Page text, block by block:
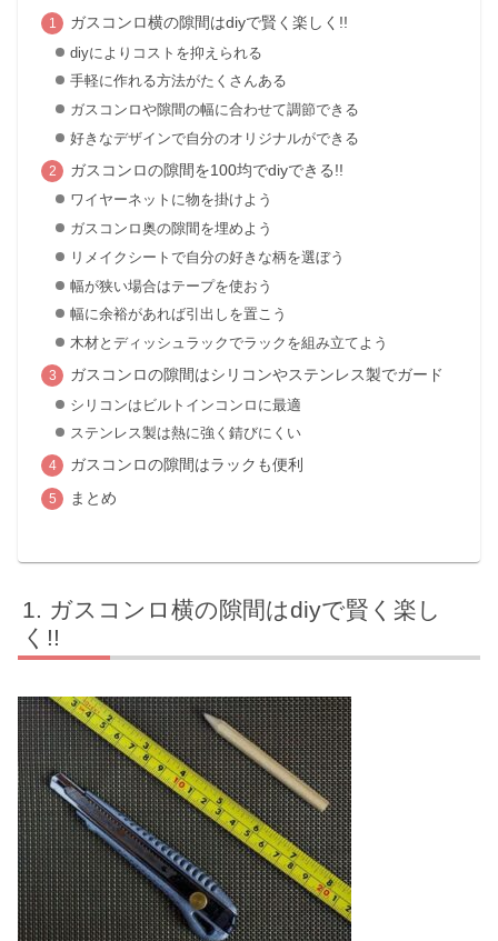
ガスコンロ横の隙間はdiyで賢く楽しく!!
diyによりコストを抑えられる
手軽に作れる方法がたくさんある
ガスコンロや隙間の幅に合わせて調節できる
好きなデザインで自分のオリジナルができる
ガスコンロの隙間を100均でdiyできる!!
ワイヤーネットに物を掛けよう
ガスコンロ奥の隙間を埋めよう
リメイクシートで自分の好きな柄を選ぼう
幅が狭い場合はテープを使おう
幅に余裕があれば引出しを置こう
木材とディッシュラックでラックを組み立てよう
ガスコンロの隙間はシリコンやステンレス製でガード
シリコンはビルトインコンロに最適
ステンレス製は熱に強く錆びにくい
ガスコンロの隙間はラックも便利
まとめ
ガスコンロ横の隙間はdiyで賢く楽し
く!!